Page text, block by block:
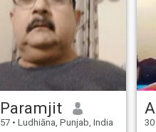
Paramjit
57 • Ludhiāna, Punjab, India
30